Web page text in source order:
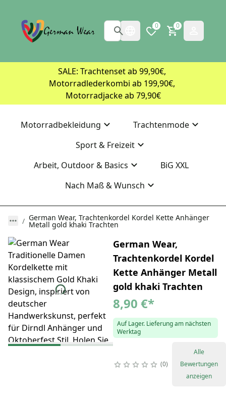
0 0
SALE: Trachtenset ab 99,90€,
Motorradlederkombi ab 199,90€,
Motorradjacke ab 79,90€
Motorradbekleidung
Trachtenmode
Sport & Freizeit
Arbeit, Outdoor & Basics
BiG XXL
Nach Maß & Wunsch
German Wear, Trachtenkordel Kordel Kette Anhänger
Metall gold khaki Trachten
German Wear,
Trachtenkordel Kordel
Kette Anhänger Metall
gold khaki Trachten
8,90 €*
Auf Lager. Lieferung am nächsten
Werktag
0
Alle
Bewertungen
anzeigen